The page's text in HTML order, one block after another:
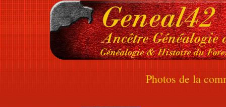
Photos de la